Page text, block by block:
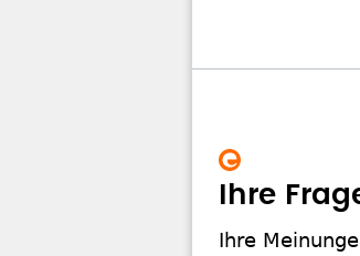
Ihre
Ihre